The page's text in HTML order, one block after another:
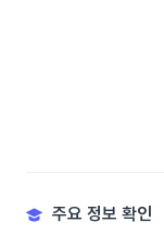
주요 정보 확인